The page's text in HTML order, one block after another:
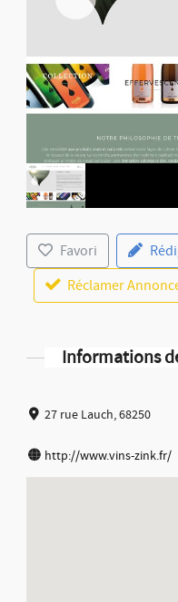
Favori
Réclamer
Informations
27 rue Lauch, 68250
http://www.vins-zink.fr/